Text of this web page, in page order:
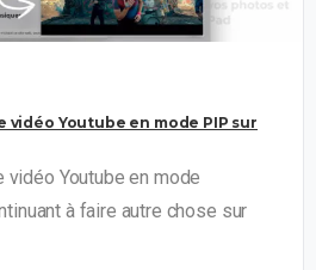
vidéo Youtube en mode PIP sur
vidéo Youtube en mode
à faire autre chose sur